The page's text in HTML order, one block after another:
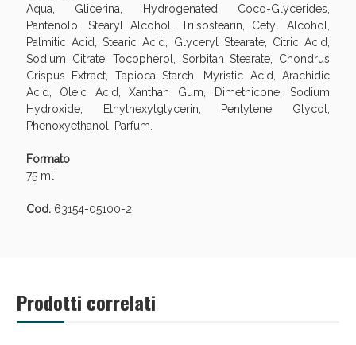
Aqua, Glicerina, Hydrogenated Coco-Glycerides,
Pantenolo, Stearyl Alcohol, Triisostearin, Cetyl Alcohol,
Palmitic Acid, Stearic Acid, Glyceryl Stearate, Citric Acid,
Sodium Citrate, Tocopherol, Sorbitan Stearate, Chondrus
Crispus Extract, Tapioca Starch, Myristic Acid, Arachidic
Acid, Oleic Acid, Xanthan Gum, Dimethicone, Sodium
Hydroxide, Ethylhexylglycerin, Pentylene Glycol,
Phenoxyethanol, Parfum.
Formato
75 ml
Cod.63154-05100-2
Prodotti correlati